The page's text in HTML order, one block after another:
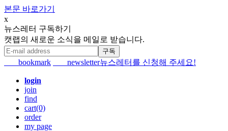
본문 바로가기
x
뉴스레터 구독하기
캣랩의 새로운 소식을 메일로 받습니다.
bookmark newsletter뉴스레터를 신청해 주세요!
login
join
find
cart(0)
order
my page